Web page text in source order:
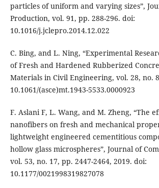
particles of uniform and varying sizes”,
Production, vol. 91, pp. 288-296. doi:
10.1016/j.jclepro.2014.12.022
C. Bing, and L. Ning, “Experimental
of Fresh and Hardened Rubberized
Materials in Civil Engineering, vol. 28, no.
10.1061/(asce)mt.1943-5533.0000923
F. Aslani F, L. Wang, and M. Zheng, “The
nanofibers on fresh and mechanical
lightweight engineered cementitious
hollow glass microspheres”, Journal of
vol. 53, no. 17, pp. 2447-2464, 2019. doi:
10.1177/0021998319827078